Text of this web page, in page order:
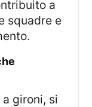
a
squadre e